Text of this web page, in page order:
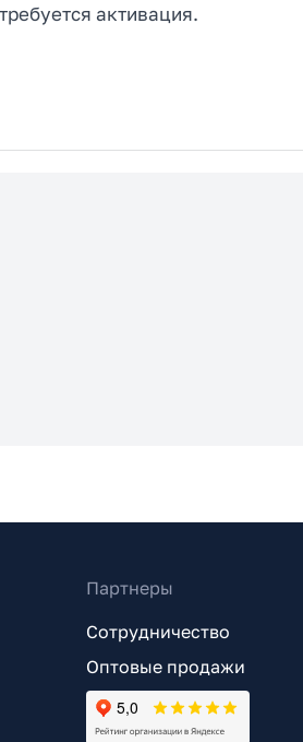
активация.
Партнеры
Сотрудничество
Оптовые продажи